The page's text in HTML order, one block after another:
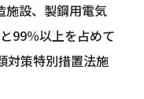
施設、製鋼用電気
99％以上を占めて
対策特別措置法施